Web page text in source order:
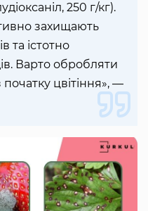
250 г/кг).
захищають
та істотно
Варто обробляти
цвітіння», —